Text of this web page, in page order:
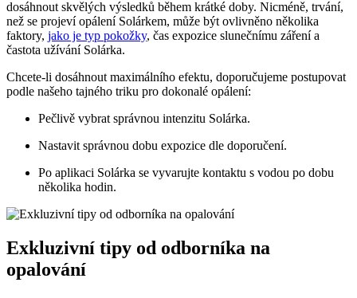
dosáhnout skvělých výsledků během krátké doby. Nicméně, trvání,
než se projeví opálení Solárkem, může být ovlivněno několika
faktory, jako je typ pokožky, čas expozice slunečnímu záření a
častota užívání Solárka.
Chcete-li dosáhnout maximálního efektu, doporučujeme postupovat
podle našeho tajného triku pro dokonalé opálení:
Pečlivě vybrat správnou intenzitu Solárka.
Nastavit správnou dobu expozice dle doporučení.
Po aplikaci Solárka se vyvarujte kontaktu s vodou po dobu
několika hodin.
Exkluzivní tipy od odborníka na
opalování